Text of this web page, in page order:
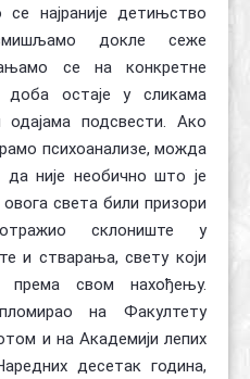
се најраније детињство
докле сеже
се на конкретне
доба остаје у сликама
подсвести. Ако
психоанализе, можда
није необично што је
света били призори
склониште у
и стварања, свету који
свом нахођењу.
на Факултету
и на Академији лепих
десетак година,